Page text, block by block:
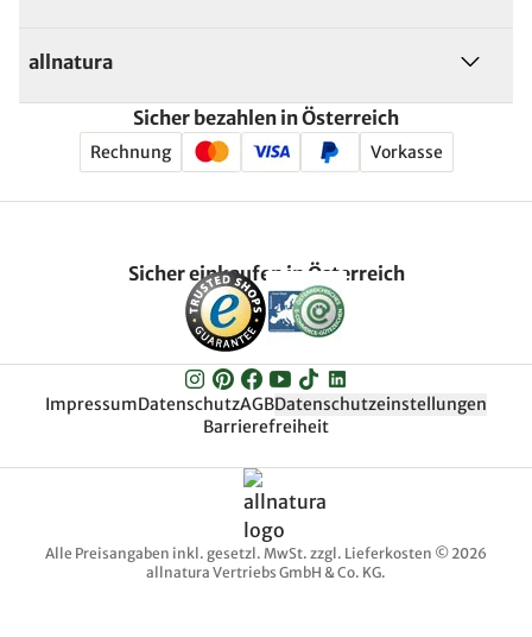
allnatura
Sicher bezahlen in Österreich
Rechnung Vorkasse
Sicher einkaufen in Österreich
ImpressumDatenschutzAGBDatenschutzeinstellungen
Barrierefreiheit
Alle Preisangaben inkl. gesetzl. MwSt. zzgl. Lieferkosten © 2026
allnatura Vertriebs GmbH & Co. KG.